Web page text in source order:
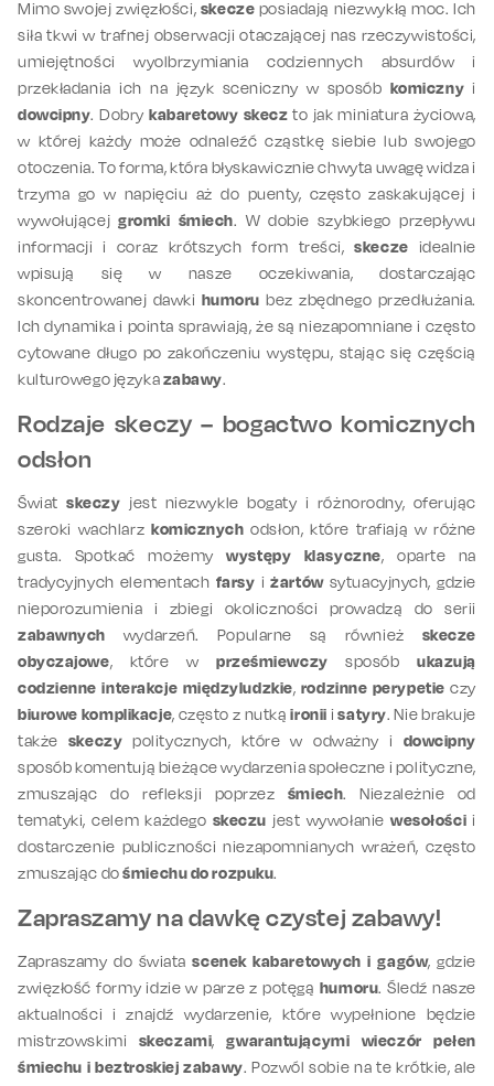
Mimo swojej zwięzłości, skecze posiadają niezwykłą moc. Ich
siła tkwi w trafnej obserwacji otaczającej nas rzeczywistości,
umiejętności wyolbrzymiania codziennych absurdów i
przekładania ich na język sceniczny w sposób komiczny i
dowcipny. Dobry kabaretowy skecz to jak miniatura życiowa,
w której każdy może odnaleźć cząstkę siebie lub swojego
otoczenia. To forma, która błyskawicznie chwyta uwagę widza i
trzyma go w napięciu aż do puenty, często zaskakującej i
wywołującejgromki śmiech. W dobie szybkiego przepływu
informacji i coraz krótszych form treści,skecze idealnie
wpisują się w nasze oczekiwania, dostarczając
skoncentrowanej dawki humoru bez zbędnego przedłużania.
Ich dynamika i pointa sprawiają, że są niezapomniane i często
cytowane długo po zakończeniu występu, stając się częścią
kulturowego językazabawy.
Rodzaje skeczy – bogactwo komicznych
odsłon
Światskeczy jest niezwykle bogaty i różnorodny, oferując
szeroki wachlarz komicznych odsłon, które trafiają w różne
gusta. Spotkać możemywystępy klasyczne, oparte na
tradycyjnych elementach farsy iżartówsytuacyjnych, gdzie
nieporozumienia i zbiegi okoliczności prowadzą do serii
zabawnych wydarzeń. Popularne są również skecze
obyczajowe, które w prześmiewczy sposóbukazują
codzienne interakcje międzyludzkie, rodzinne perypetie czy
biurowe komplikacje, często z nutkąironii isatyry. Nie brakuje
także skeczy politycznych, które w odważny i dowcipny
sposób komentują bieżące wydarzenia społeczne i polityczne,
zmuszając do refleksji poprzez śmiech. Niezależnie od
tematyki, celem każdego skeczu jest wywołaniewesołości i
dostarczenie publiczności niezapomnianych wrażeń, często
zmuszając dośmiechu do rozpuku.
Zapraszamy na dawkę czystej zabawy!
Zapraszamy do światascenek kabaretowych i gagów, gdzie
zwięzłość formy idzie w parze z potęgą humoru. Śledź nasze
aktualności i znajdź wydarzenie, które wypełnione będzie
mistrzowskimi skeczami,gwarantującymi wieczór pełen
śmiechu i beztroskiej zabawy. Pozwól sobie na te krótkie, ale